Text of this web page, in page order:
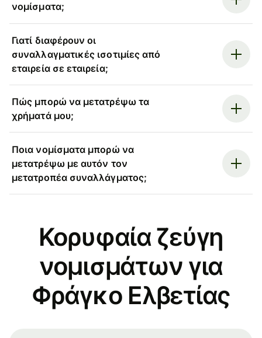
νομίσματα;
Γιατί διαφέρουν οι
συναλλαγματικές ισοτιμίες από
εταιρεία σε εταιρεία;
Πώς μπορώ να μετατρέψω τα
χρήματά μου;
Ποια νομίσματα μπορώ να
μετατρέψω με αυτόν τον
μετατροπέα συναλλάγματος;
Κορυφαία ζεύγη
νομισμάτων για
Φράγκο Ελβετίας